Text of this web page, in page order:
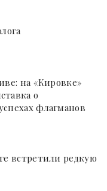
на «Кировке»
о
флагманов
встретили редкую